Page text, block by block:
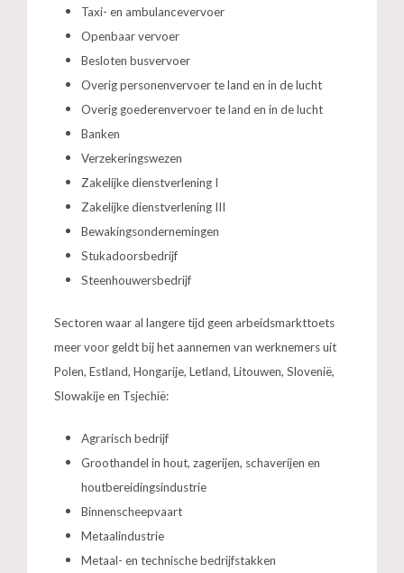
Taxi- en ambulancevervoer
Openbaar vervoer
Besloten busvervoer
Overig personenvervoer te land en in de lucht
Overig goederenvervoer te land en in de lucht
Banken
Verzekeringswezen
Zakelijke dienstverlening I
Zakelijke dienstverlening III
Bewakingsondernemingen
Stukadoorsbedrijf
Steenhouwersbedrijf
Sectoren waar al langere tijd geen arbeidsmarkttoets
meer voor geldt bij het aannemen van werknemers uit
Polen, Estland, Hongarije, Letland, Litouwen, Slovenië,
Slowakije en Tsjechië:
Agrarisch bedrijf
Groothandel in hout, zagerijen, schaverijen en
houtbereidingsindustrie
Binnenscheepvaart
Metaalindustrie
Metaal- en technische bedrijfstakken